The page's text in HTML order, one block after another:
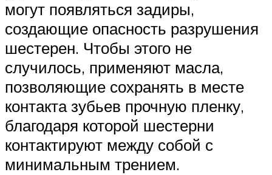
могут появляться задиры,
создающие опасность разрушения
шестерен. Чтобы этого не
случилось, применяют масла,
позволяющие сохранять в месте
контакта зубьев прочную пленку,
благодаря которой шестерни
контактируют между собой с
минимальным трением.